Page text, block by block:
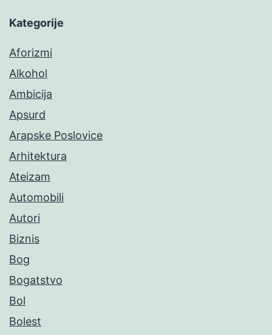
Kategorije
Aforizmi
Alkohol
Ambicija
Apsurd
Arapske Poslovice
Arhitektura
Ateizam
Automobili
Autori
Biznis
Bog
Bogatstvo
Bol
Bolest